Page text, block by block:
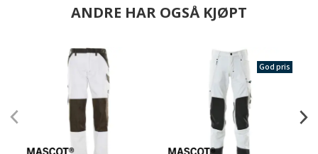
ANDRE HAR OGSÅ KJØPT
God pris